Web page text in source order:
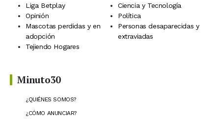
Liga Betplay
Ciencia y Tecnología
Opinión
Política
Mascotas perdidas y en
adopción
Personas desaparecidas y
extraviadas
Tejiendo Hogares
Minuto30
¿QUIÉNES SOMOS?
¿CÓMO ANUNCIAR?